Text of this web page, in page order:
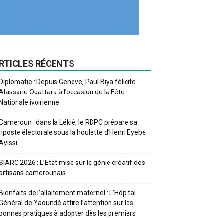
RÉCENTS
Diplomatie : Depuis Genève, Paul Biya félicite
Ouattara à l’occasion de la Fête
Nationale ivoirienne
: dans la Lékié, le RDPC prépare sa
électorale sous la houlette d’Henri Eyebe
2026 : L’Etat mise sur le génie créatif des
camerounais
Bienfaits de l’allaitement maternel : L’Hôpital
de Yaoundé attire l’attention sur les
bonnes pratiques à adopter dès les premiers